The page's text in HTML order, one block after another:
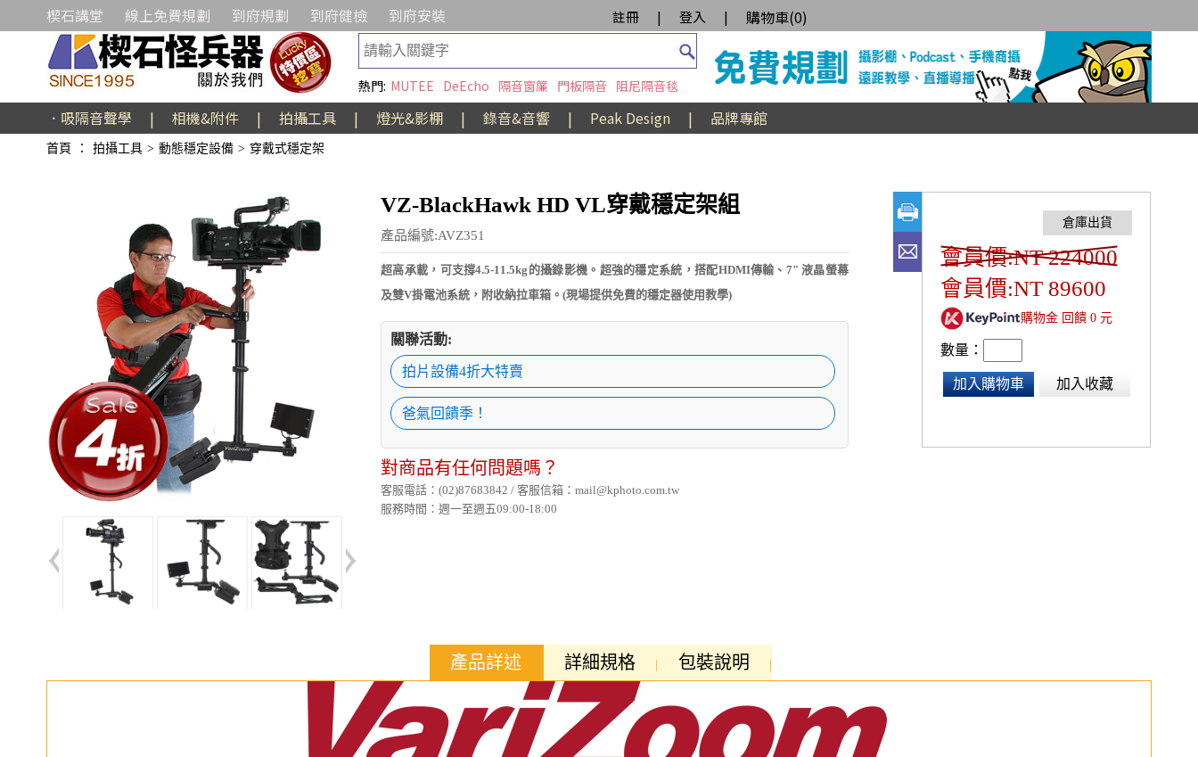
楔石講堂 線上免費規劃 到府規劃 到府健檢 到府安裝 註冊 | 登入 | 購物車(0)
熱門: MUTEE DeEcho 隔音窗簾 門板隔音 阻尼隔音毯
．吸隔音聲學 | 相機&附件 | 拍攝工具 | 燈光&影棚 | 錄音&音響 | Peak Design | 品牌專館
首頁 ： 拍攝工具 > 動態穩定設備 > 穿戴式穩定架
VZ-BlackHawk HD VL穿戴穩定架組
產品編號:AVZ351
超高承載，可支撐4.5-11.5kg的攝錄影機。超強的穩定系統，搭配HDMI傳輸、7" 液晶螢幕
及雙V掛電池系統，附收納拉車箱。(現場提供免費的穩定器使用教學)
關聯活動:
拍片設備4折大特賣
爸氣回饋季！
對商品有任何問題嗎？
客服電話：(02)87683842 / 客服信箱：mail@kphoto.com.tw
服務時間：週一至週五09:00-18:00
會員價:NT 224000
會員價:NT 89600
購物金 回饋 0 元
數量：
加入購物車 加入收藏
產品詳述 詳細規格 包裝說明